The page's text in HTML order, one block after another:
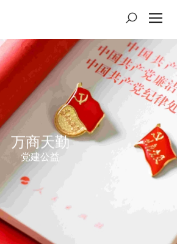
万商天勤
党建公益